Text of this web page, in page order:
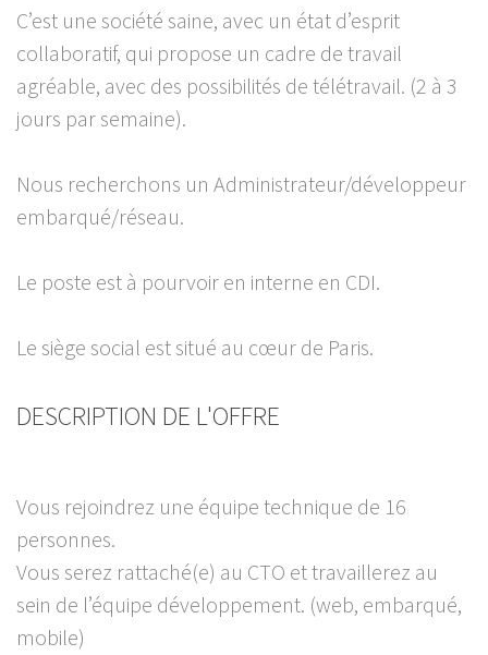
C’est une société saine, avec un état d’esprit
collaboratif, qui propose un cadre de travail
agréable, avec des possibilités de télétravail. (2 à 3
jours par semaine).
Nous recherchons un Administrateur/développeur
embarqué/réseau.
Le poste est à pourvoir en interne en CDI.
Le siège social est situé au cœur de Paris.
DESCRIPTION DE L'OFFRE
Vous rejoindrez une équipe technique de 16
personnes.
Vous serez rattaché(e) au CTO et travaillerez au
sein de l’équipe développement. (web, embarqué,
mobile)